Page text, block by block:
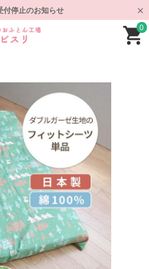
付停止のお知らせ
0